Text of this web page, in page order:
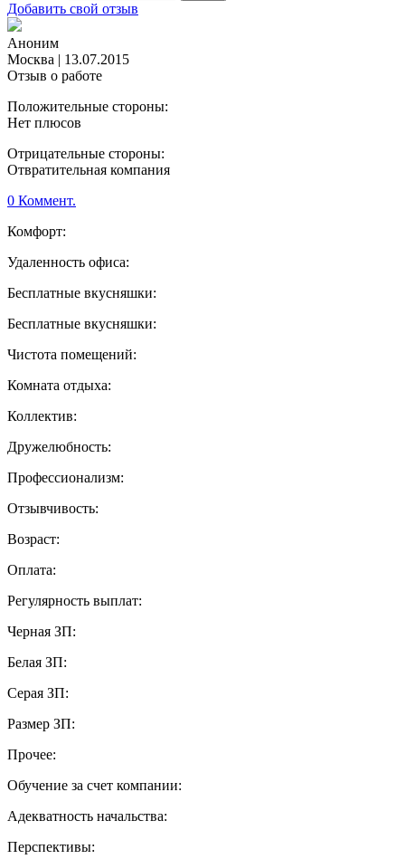
Добавить свой отзыв
Аноним
Москва | 13.07.2015
Отзыв о работе
Положительные стороны:
Нет плюсов
Отрицательные стороны:
Отвратительная компания
0 Коммент.
Комфорт:
Удаленность офиса:
Бесплатные вкусняшки:
Бесплатные вкусняшки:
Чистота помещений:
Комната отдыха:
Коллектив:
Дружелюбность:
Профессионализм:
Отзывчивость:
Возраст:
Оплата:
Регулярность выплат:
Черная ЗП:
Белая ЗП:
Серая ЗП:
Размер ЗП:
Прочее:
Обучение за счет компании:
Адекватность начальства:
Перспективы: